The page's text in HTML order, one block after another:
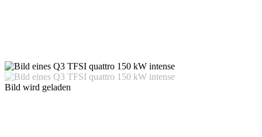
Bild wird geladen